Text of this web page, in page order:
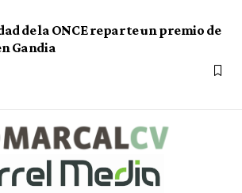
de la ONCE reparte un premio de
Gandia